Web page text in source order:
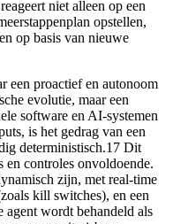
niet alleen op een
opstellen,
op basis van nieuwe
een proactief en autonoom
evolutie, maar een
software en AI-systemen
is het gedrag van een
deterministisch.17 Dit
en controles onvoldoende.
zijn, met real-time
kill switches), en een
agent wordt behandeld als